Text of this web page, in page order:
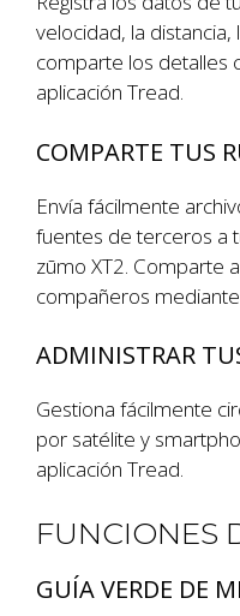
velocidad, la
comparte los detalles
aplicación Tread.
COMPARTE TUS
Envía fácilmente
fuentes de terceros a
zūmo XT2. Comparte
compañeros
ADMINISTRAR
Gestiona fácilmente
por satélite y
aplicación Tread.
FUNCIONES
GUÍA VERDE DE